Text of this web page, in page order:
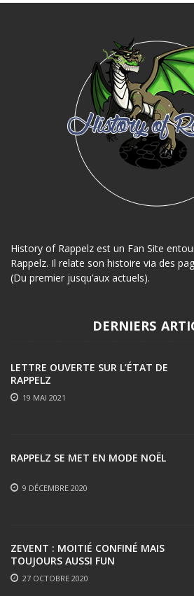
History of Rappelz est un Fan Site
Rappelz. Il relate son histoire via des
(Du premier jusqu’aux actuels).
DERNIERS
LETTRE OUVERTE SUR L’ÉTAT DE
RAPPELZ
19 MAI 2021
RAPPELZ SE MET EN MODE NOËL
9 DÉCEMBRE 2020
ZEVENT : MOITIÉ CONFINÉ MAIS
TOUJOURS AUSSI FUN
27 OCTOBRE 2020